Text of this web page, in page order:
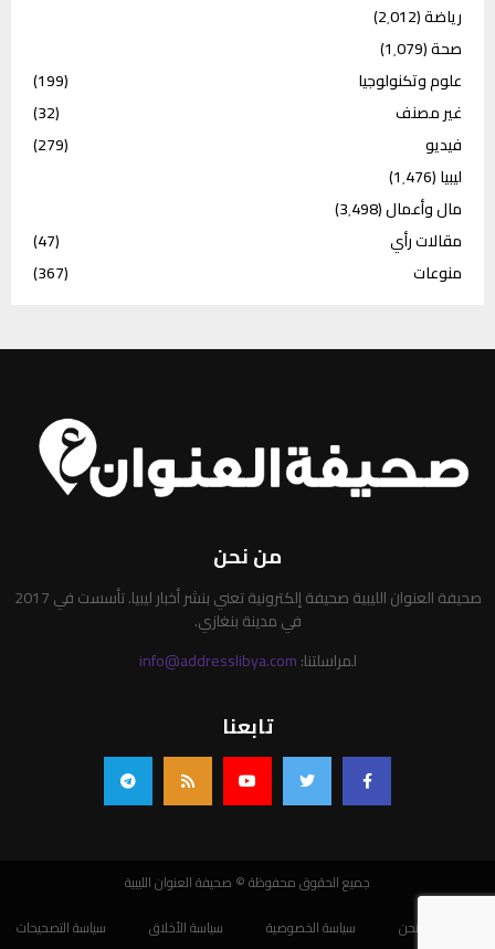
رياضة(2٬012)
صحة(1٬079)
علوم وتكنولوجيا
(199)
غير مصنف
(32)
فيديو
(279)
ليبيا(1٬476)
مال وأعمال(3٬498)
مقالات رأي
(47)
منوعات
(367)
من نحن
صحيفة العنوان الليبية صحيفة إلكترونية تعني بنشر أخبار ليبيا. تأسست في 2017
في مدينة بنغازي.
لمراسلتنا:info@addresslibya.com
تابعنا
جميع الحقوق محفوظة © صحيفة العنوان الليبية
من نحن
سياسة الخصوصية سياسة الأخلاق
سياسة التصحيحات